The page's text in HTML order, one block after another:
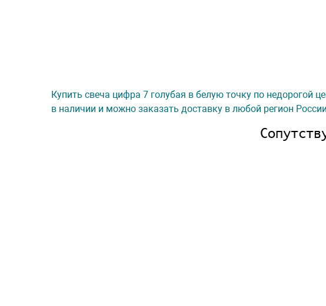
Купить свеча цифра 7 голубая в белую точку по недорогой
в наличии и можно заказать доставку в любой регион